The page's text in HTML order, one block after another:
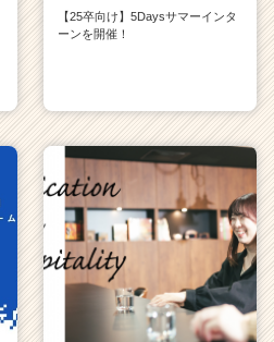
【25卒向け】5Daysサマーインタ
ーンを開催！